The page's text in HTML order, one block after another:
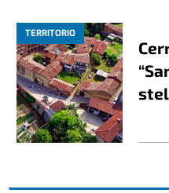
TERRITORIO